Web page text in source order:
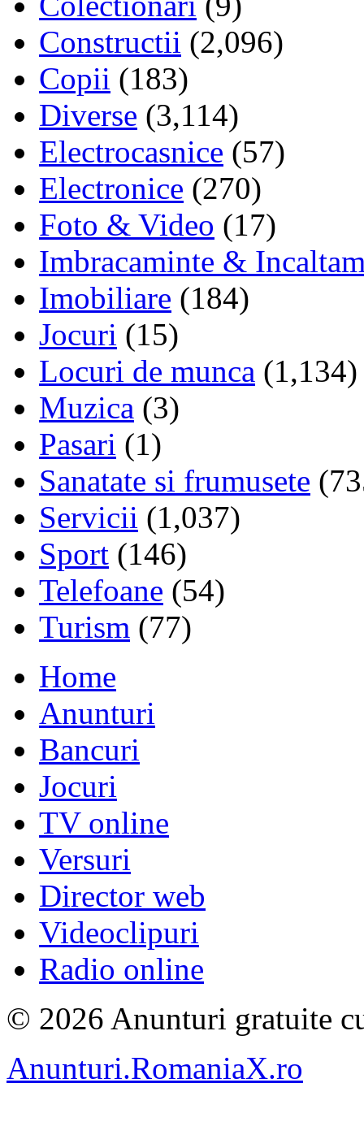
Constructii (2,096)
Copii (183)
Diverse (3,114)
Electrocasnice (57)
Electronice (270)
Foto & Video (17)
Imbracaminte &
Imobiliare (184)
Jocuri (15)
Locuri de munca (1,134)
Muzica (3)
Pasari (1)
Sanatate si frumusete
Servicii (1,037)
Sport (146)
Telefoane (54)
Turism (77)
Home
Anunturi
Bancuri
Jocuri
TV online
Versuri
Director web
Videoclipuri
Radio online
© 2026 Anunturi gratuite
Anunturi.RomaniaX.ro